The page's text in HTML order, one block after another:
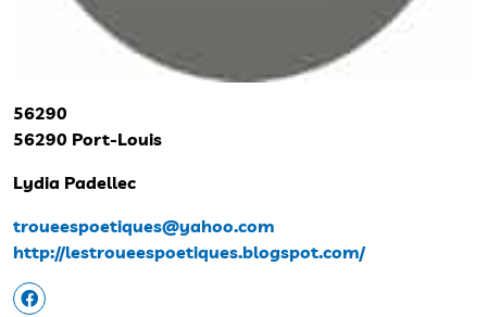
56290
56290 Port-Louis
Lydia Padellec
troueespoetiques@yahoo.com
http://lestroueespoetiques.blogspot.com/